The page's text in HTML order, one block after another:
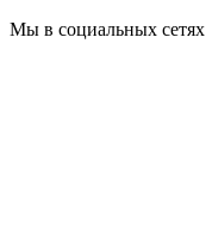
Мы в социальных сетях